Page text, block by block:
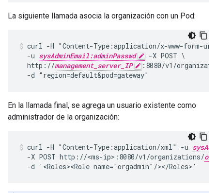
La siguiente llamada asocia la organización con un Pod:
curl -H "Content-Type:application/x-www-form-
  -u
sysAdminEmail:adminPasswd
-X POST \
  http://
management_server_IP
:8080/v1/
  -d "region=default&pod=gateway"
En la llamada final, se agrega un usuario existente como
administrador de la organización:
curl -H "Content-Type:application/xml" -u
  -X POST http://<ms-ip>:8080/v1/organizations/
  -d '<Roles><Role name="orgadmin"/></Roles>'